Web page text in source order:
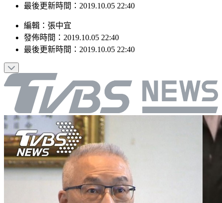
最後更新時間：2019.10.05 22:40
編輯 ： 張中宜
發佈時間： 2019.10.05 22:40
最後更新時間： 2019.10.05 22:40